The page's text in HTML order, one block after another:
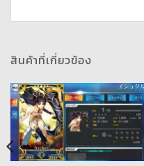
สินค้าที่เกี่ยวข้อง